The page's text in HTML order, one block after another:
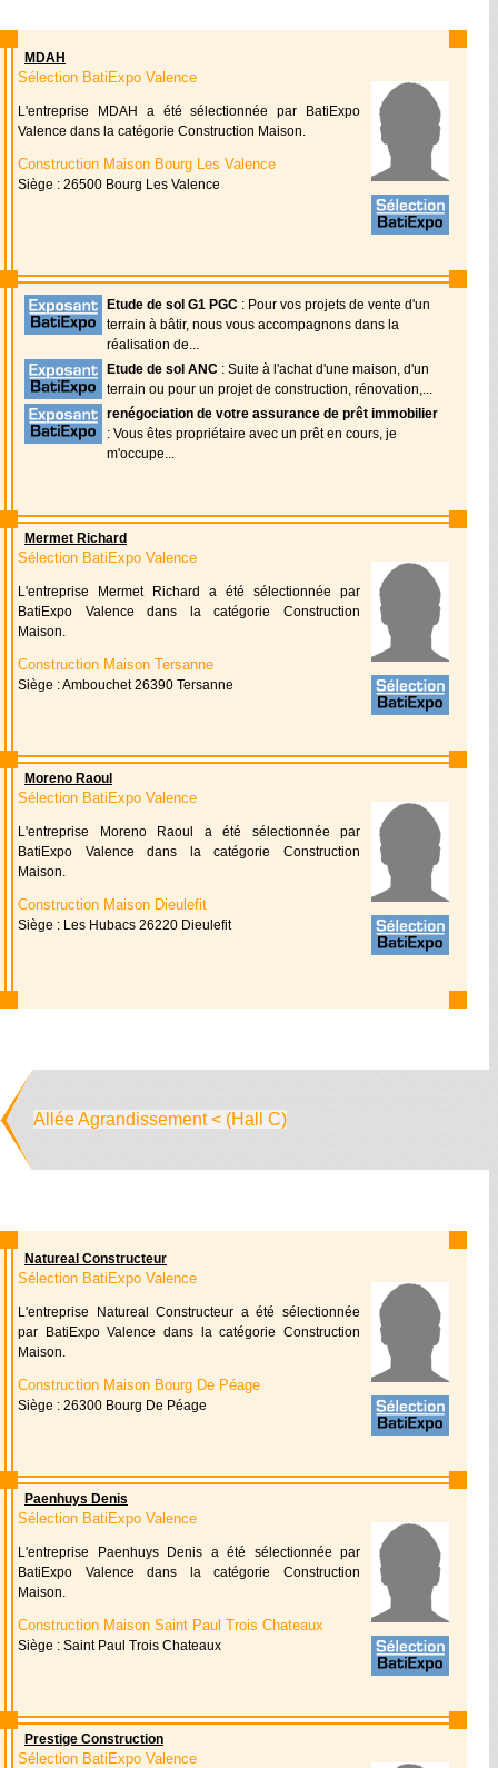
MDAH
Sélection BatiExpo Valence
L'entreprise MDAH a été sélectionnée par BatiExpo
Valence dans la catégorie Construction Maison.
Construction Maison Bourg Les Valence
Siège : 26500 Bourg Les Valence
Etude de sol G1 PGC : Pour vos projets de vente d'un
terrain à bâtir, nous vous accompagnons dans la
réalisation de...
Etude de sol ANC : Suite à l'achat d'une maison, d'un
terrain ou pour un projet de construction, rénovation,...
renégociation de votre assurance de prêt immobilier
: Vous êtes propriétaire avec un prêt en cours, je
m'occupe...
Mermet Richard
Sélection BatiExpo Valence
L'entreprise Mermet Richard a été sélectionnée par
BatiExpo Valence dans la catégorie Construction
Maison.
Construction Maison Tersanne
Siège : Ambouchet 26390 Tersanne
Moreno Raoul
Sélection BatiExpo Valence
L'entreprise Moreno Raoul a été sélectionnée par
BatiExpo Valence dans la catégorie Construction
Maison.
Construction Maison Dieulefit
Siège : Les Hubacs 26220 Dieulefit
Allée Agrandissement < (Hall C)
Natureal Constructeur
Sélection BatiExpo Valence
L'entreprise Natureal Constructeur a été sélectionnée
par BatiExpo Valence dans la catégorie Construction
Maison.
Construction Maison Bourg De Péage
Siège : 26300 Bourg De Péage
Paenhuys Denis
Sélection BatiExpo Valence
L'entreprise Paenhuys Denis a été sélectionnée par
BatiExpo Valence dans la catégorie Construction
Maison.
Construction Maison Saint Paul Trois Chateaux
Siège : Saint Paul Trois Chateaux
Prestige Construction
Sélection BatiExpo Valence